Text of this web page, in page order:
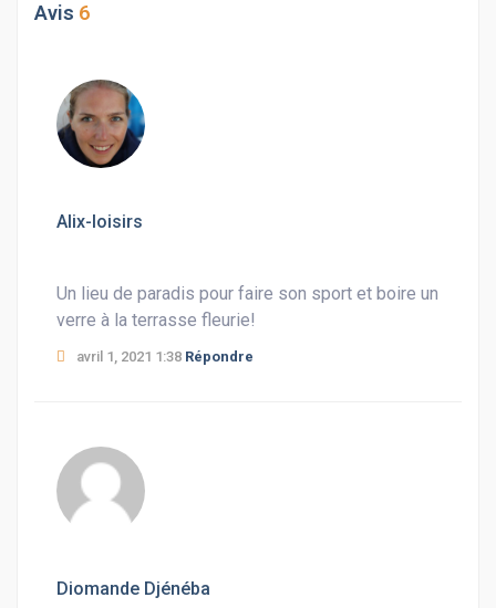
Avis 6
Alix-loisirs
Un lieu de paradis pour faire son sport et boire un
verre à la terrasse fleurie!
avril 1, 2021 1:38 Répondre
Diomande Djénéba